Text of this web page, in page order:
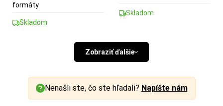
formáty
Skladom
Skladom
Nenašli ste, čo ste hľadali? Napíšte nám
Zobraziť ďalšie